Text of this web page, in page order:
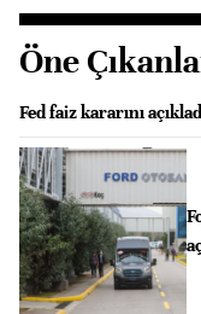
Öne
Fed faiz kararını